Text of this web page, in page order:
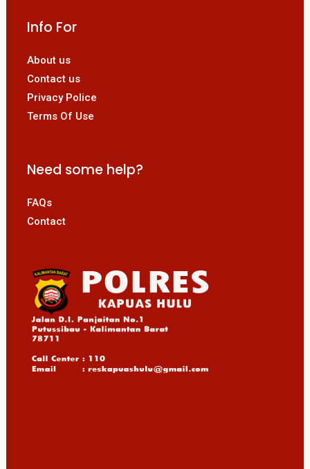
Info For
About us
Contact us
Privacy Police
Terms Of Use
Need some help?
FAQs
Contact